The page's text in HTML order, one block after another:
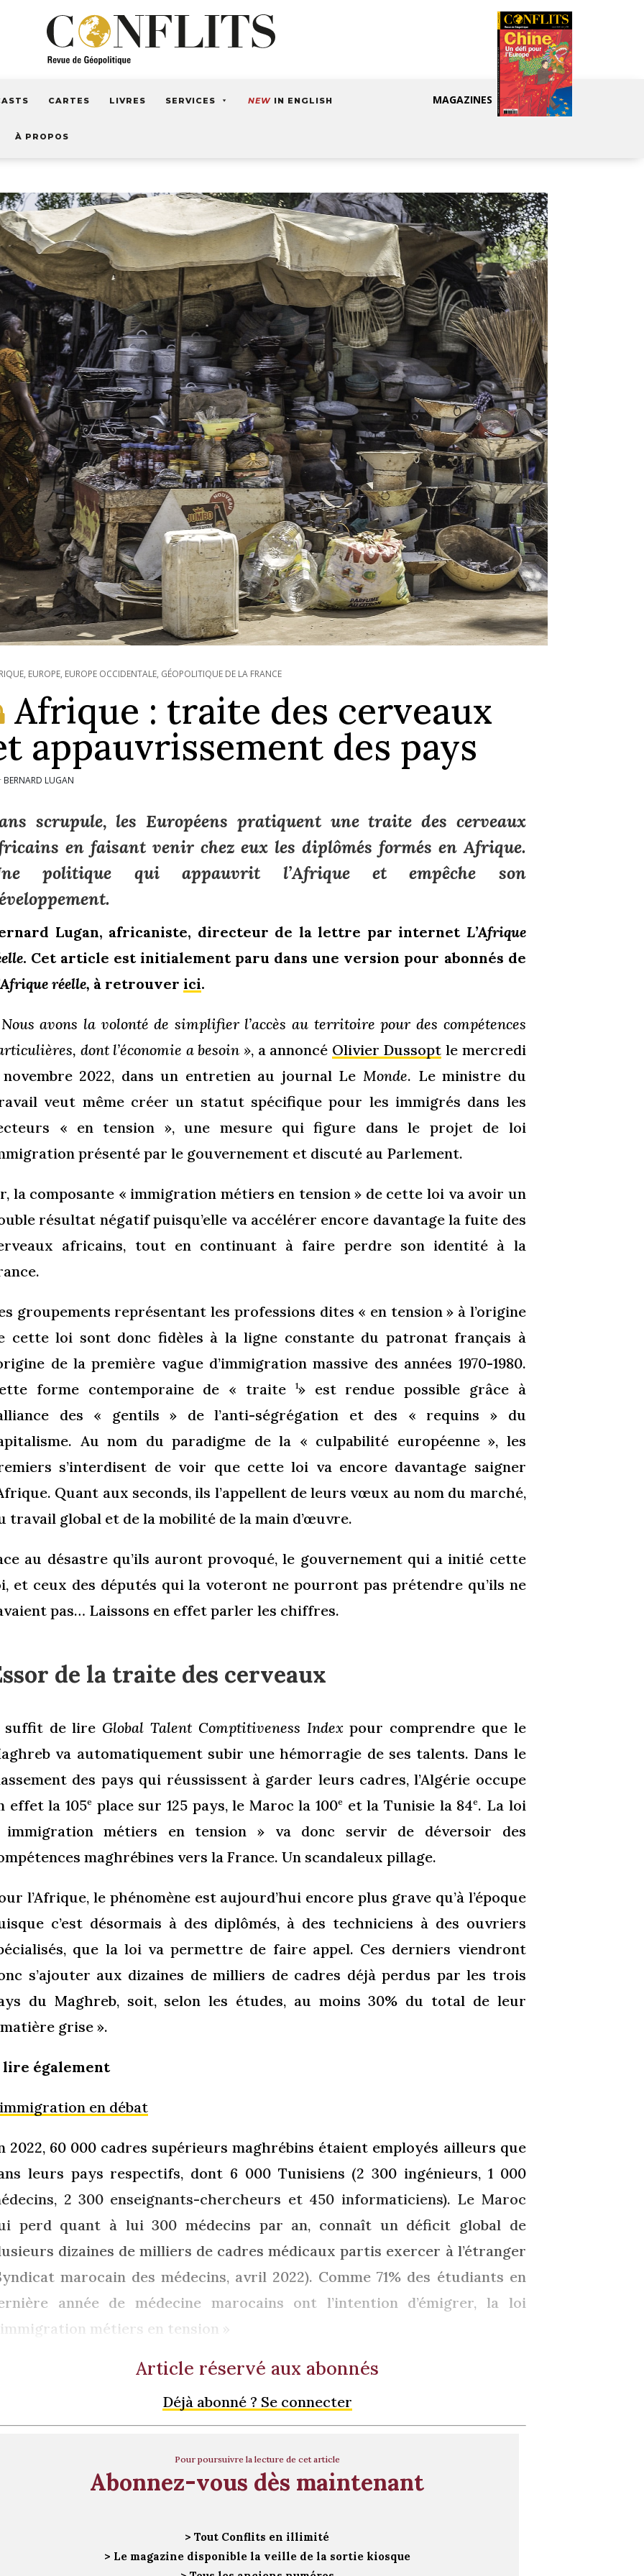
CARTES LIVRES SERVICES NEW IN ENGLISH
À PROPOS
MAGAZINES
, EUROPE, EUROPE OCCIDENTALE, GÉOPOLITIQUE DE LA FRANCE
Afrique : traite des cerveaux
appauvrissement des pays
BERNARD LUGAN
scrupule, les Européens pratiquent une traite des cerveaux
en faisant venir chez eux les diplômés formés en Afrique.
politique qui appauvrit l’Afrique et empêche son
Lugan, africaniste, directeur de la lettre par internet L’Afrique
. Cet article est initialement paru dans une version pour abonnés de
réelle, à retrouverici.
Nous avons la volonté de simplifier l’accès au territoire pour des compétences
dont l’économie a besoin », a annoncé Olivier Dussopt le mercredi
2022, dans un entretien au journal Le Monde. Le ministre du
veut même créer un statut spécifique pour les immigrés dans les
« en tension », une mesure qui figure dans le projet de loi
présenté par le gouvernement et discuté au Parlement.
la composante « immigration métiers en tension » de cette loi va avoir un
résultat négatif puisqu’elle va accélérer encore davantage la fuite des
africains, tout en continuant à faire perdre son identité à la
groupements représentant les professions dites « en tension » à l’origine
cette loi sont donc fidèles à la ligne constante du patronat français à
de la première vague d’immigration massive des années 1970-1980.
forme contemporaine de « traite
1» est rendue possible grâce à
des « gentils » de l’anti-ségrégation et des « requins » du
Au nom du paradigme de la « culpabilité européenne », les
s’interdisent de voir que cette loi va encore davantage saigner
Quant aux seconds, ils l’appellent de leurs vœux au nom du marché,
travail global et de la mobilité de la main d’œuvre.
au désastre qu’ils auront provoqué, le gouvernement qui a initié cette
et ceux des députés qui la voteront ne pourront pas prétendre qu’ils ne
pas… Laissons en effet parler les chiffres.
de la traite des cerveaux
suffit de lire Global Talent Comptitiveness Indexpour comprendre que le
va automatiquement subir une hémorragie de ses talents. Dans le
des pays qui réussissent à garder leurs cadres, l’Algérie occupe
effet la 105e place sur 125 pays, le Maroc la 100e et la Tunisie la 84e. La loi
immigration métiers en tension » va donc servir de déversoir des
maghrébines vers la France. Un scandaleux pillage.
l’Afrique, le phénomène est aujourd’hui encore plus grave qu’à l’époque
c’est désormais à des diplômés, à des techniciens à des ouvriers
que la loi va permettre de faire appel. Ces derniers viendront
s’ajouter aux dizaines de milliers de cadres déjà perdus par les trois
du Maghreb, soit, selon les études, au moins 30% du total de leur
grise ».
lire également
en débat
2022, 60 000 cadres supérieurs maghrébins étaient employés ailleurs que
leurs pays respectifs, dont 6 000 Tunisiens (2 300 ingénieurs, 1 000
2 300 enseignants-chercheurs et 450 informaticiens). Le Maroc
perd quant à lui 300 médecins par an, connaît un déficit global de
dizaines de milliers de cadres médicaux partis exercer à l’étranger
marocain des médecins, avril 2022). Comme 71% des étudiants en
année de médecine marocains ont l’intention d’émigrer, la loi
métiers en tension »
Article réservé aux abonnés
Déjà abonné ? Se connecter
Pour poursuivre la lecture de cet article
Abonnez-vous dès maintenant
> Tout Conflits en illimité
> Le magazine disponible la veille de la sortie kiosque